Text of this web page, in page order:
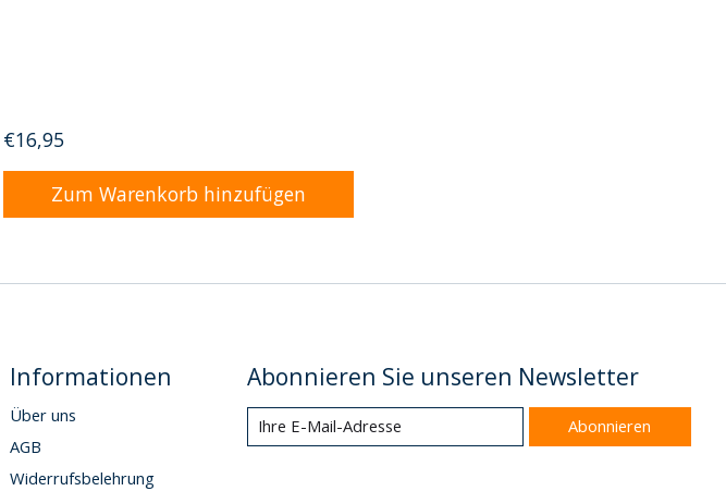
€16,95
Zum Warenkorb hinzufügen
Informationen
Über uns
AGB
Widerrufsbelehrung
Abonnieren Sie unseren Newsletter
Abonnieren